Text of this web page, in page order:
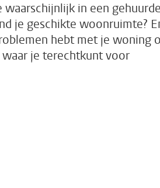
in een
je geschikte woonruimte?
hebt met je woning
je terechtkunt voor